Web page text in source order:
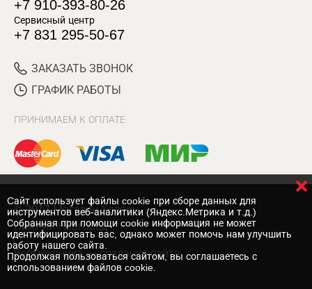
+7 910-393-80-26
Сервисный центр
+7 831 295-50-67
ЗАКАЗАТЬ ЗВОНОК
ГРАФИК РАБОТЫ
ПРИНИМАЕМ К ОПЛАТЕ
© 2017 Магазин Хозяин
Нижний Новгород
Вебмеханика — создание сайта
Cайт использует файлы cookie при сборе данных для
инструментов веб-аналитики (Яндекс.Метрика и т.д.)
Собранная при помощи cookie информация не может
идентифицировать вас, однако может помочь нам улучшить
работу нашего сайта.
Продолжая пользоваться сайтом, вы соглашаетесь с
использованием файлов cookie.